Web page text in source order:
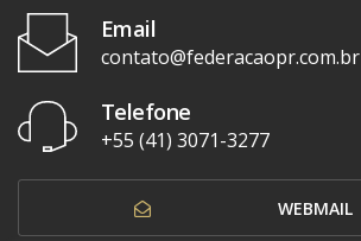
Email
contato@federacaopr.com.br
Telefone
+55 (41) 3071-3277
WEBMAIL